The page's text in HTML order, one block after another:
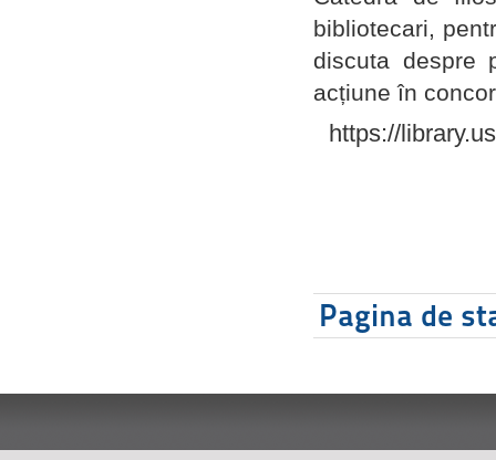
bibliotecari,
discuta despre
acțiune în
https://
Pagina de